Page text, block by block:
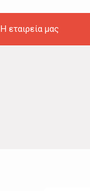
Η εταιρεία μας